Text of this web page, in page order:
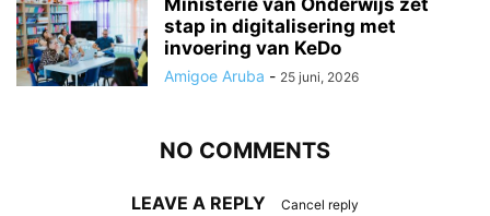
stap in digitalisering met
invoering van KeDo
Amigoe Aruba - 25 juni, 2026
NO COMMENTS
LEAVE A REPLY Cancel reply